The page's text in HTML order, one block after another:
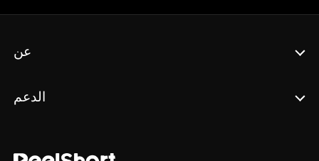
له تدريجيًا، تولى فنسنت في النهاية قيادة
عن
الدعم